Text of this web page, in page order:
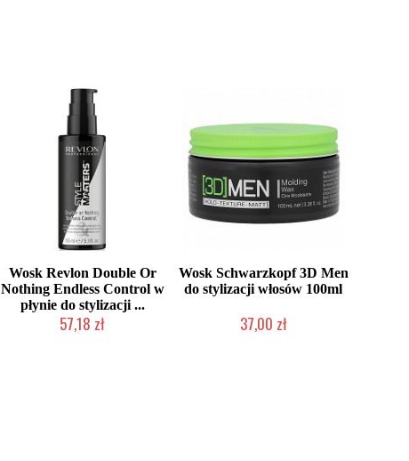
Wosk Revlon Double Or
Nothing Endless Control w
płynie do stylizacji ...
57,18 zł
Wosk Schwarzkopf 3D Men
do stylizacji włosów 100ml
37,00 zł